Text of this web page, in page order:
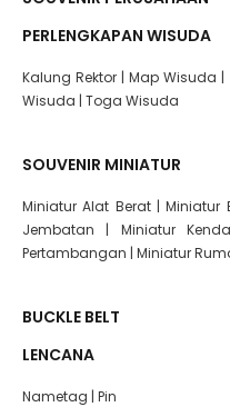
PERLENGKAPAN WISUDA
Kalung Rektor |Map Wisuda |
Wisuda | Toga Wisuda
SOUVENIR MINIATUR
Miniatur Alat Berat|Miniatur
Jembatan | Miniatur
Pertambangan | Miniatur
BUCKLE BELT
LENCANA
Nametag | Pin